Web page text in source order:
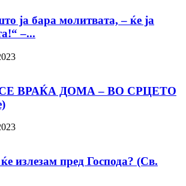
jа бара молитвата, – ќе jа
–...
ВРАЌА ДОМА – ВО СРЦЕТО
излезам пред Господа? (Св.